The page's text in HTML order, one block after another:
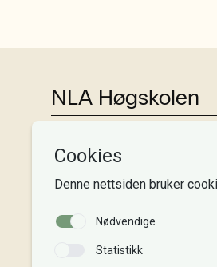
NLA Høgskolen
Tlf:+47 55 54 07 00
Send epost
Organisasjonsnr. 995 189 186
Kontonummer: 3000 48 00008